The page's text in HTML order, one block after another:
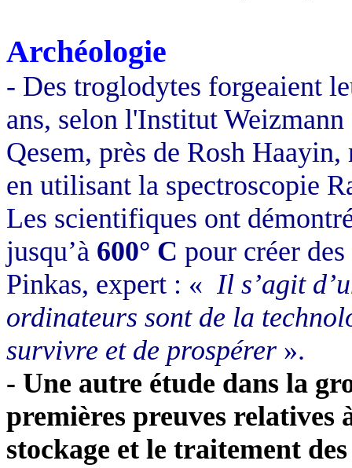
Archéologie
- Des troglodytes forgeaient
ans, selon l'Institut
Qesem, près de Rosh
en utilisant la spectroscopie
Les scientifiques ont
jusqu’à 600° C pour créer
Pinkas, expert : « Il s’agit
ordinateurs sont de la
survivre et de prospérer ».
- Une autre étude dans la
premières preuves relatives
stockage et le traitement